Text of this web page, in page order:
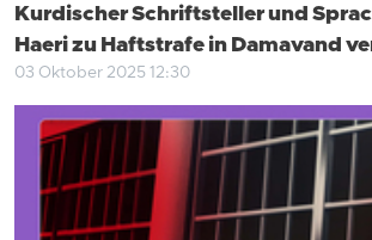
Kurdischer Schriftsteller und
Haeri zu Haftstrafe in Damavand
03 Oktober 2025 12:30